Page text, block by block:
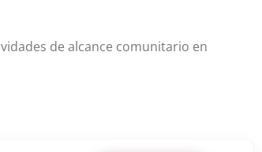
de alcance comunitario en